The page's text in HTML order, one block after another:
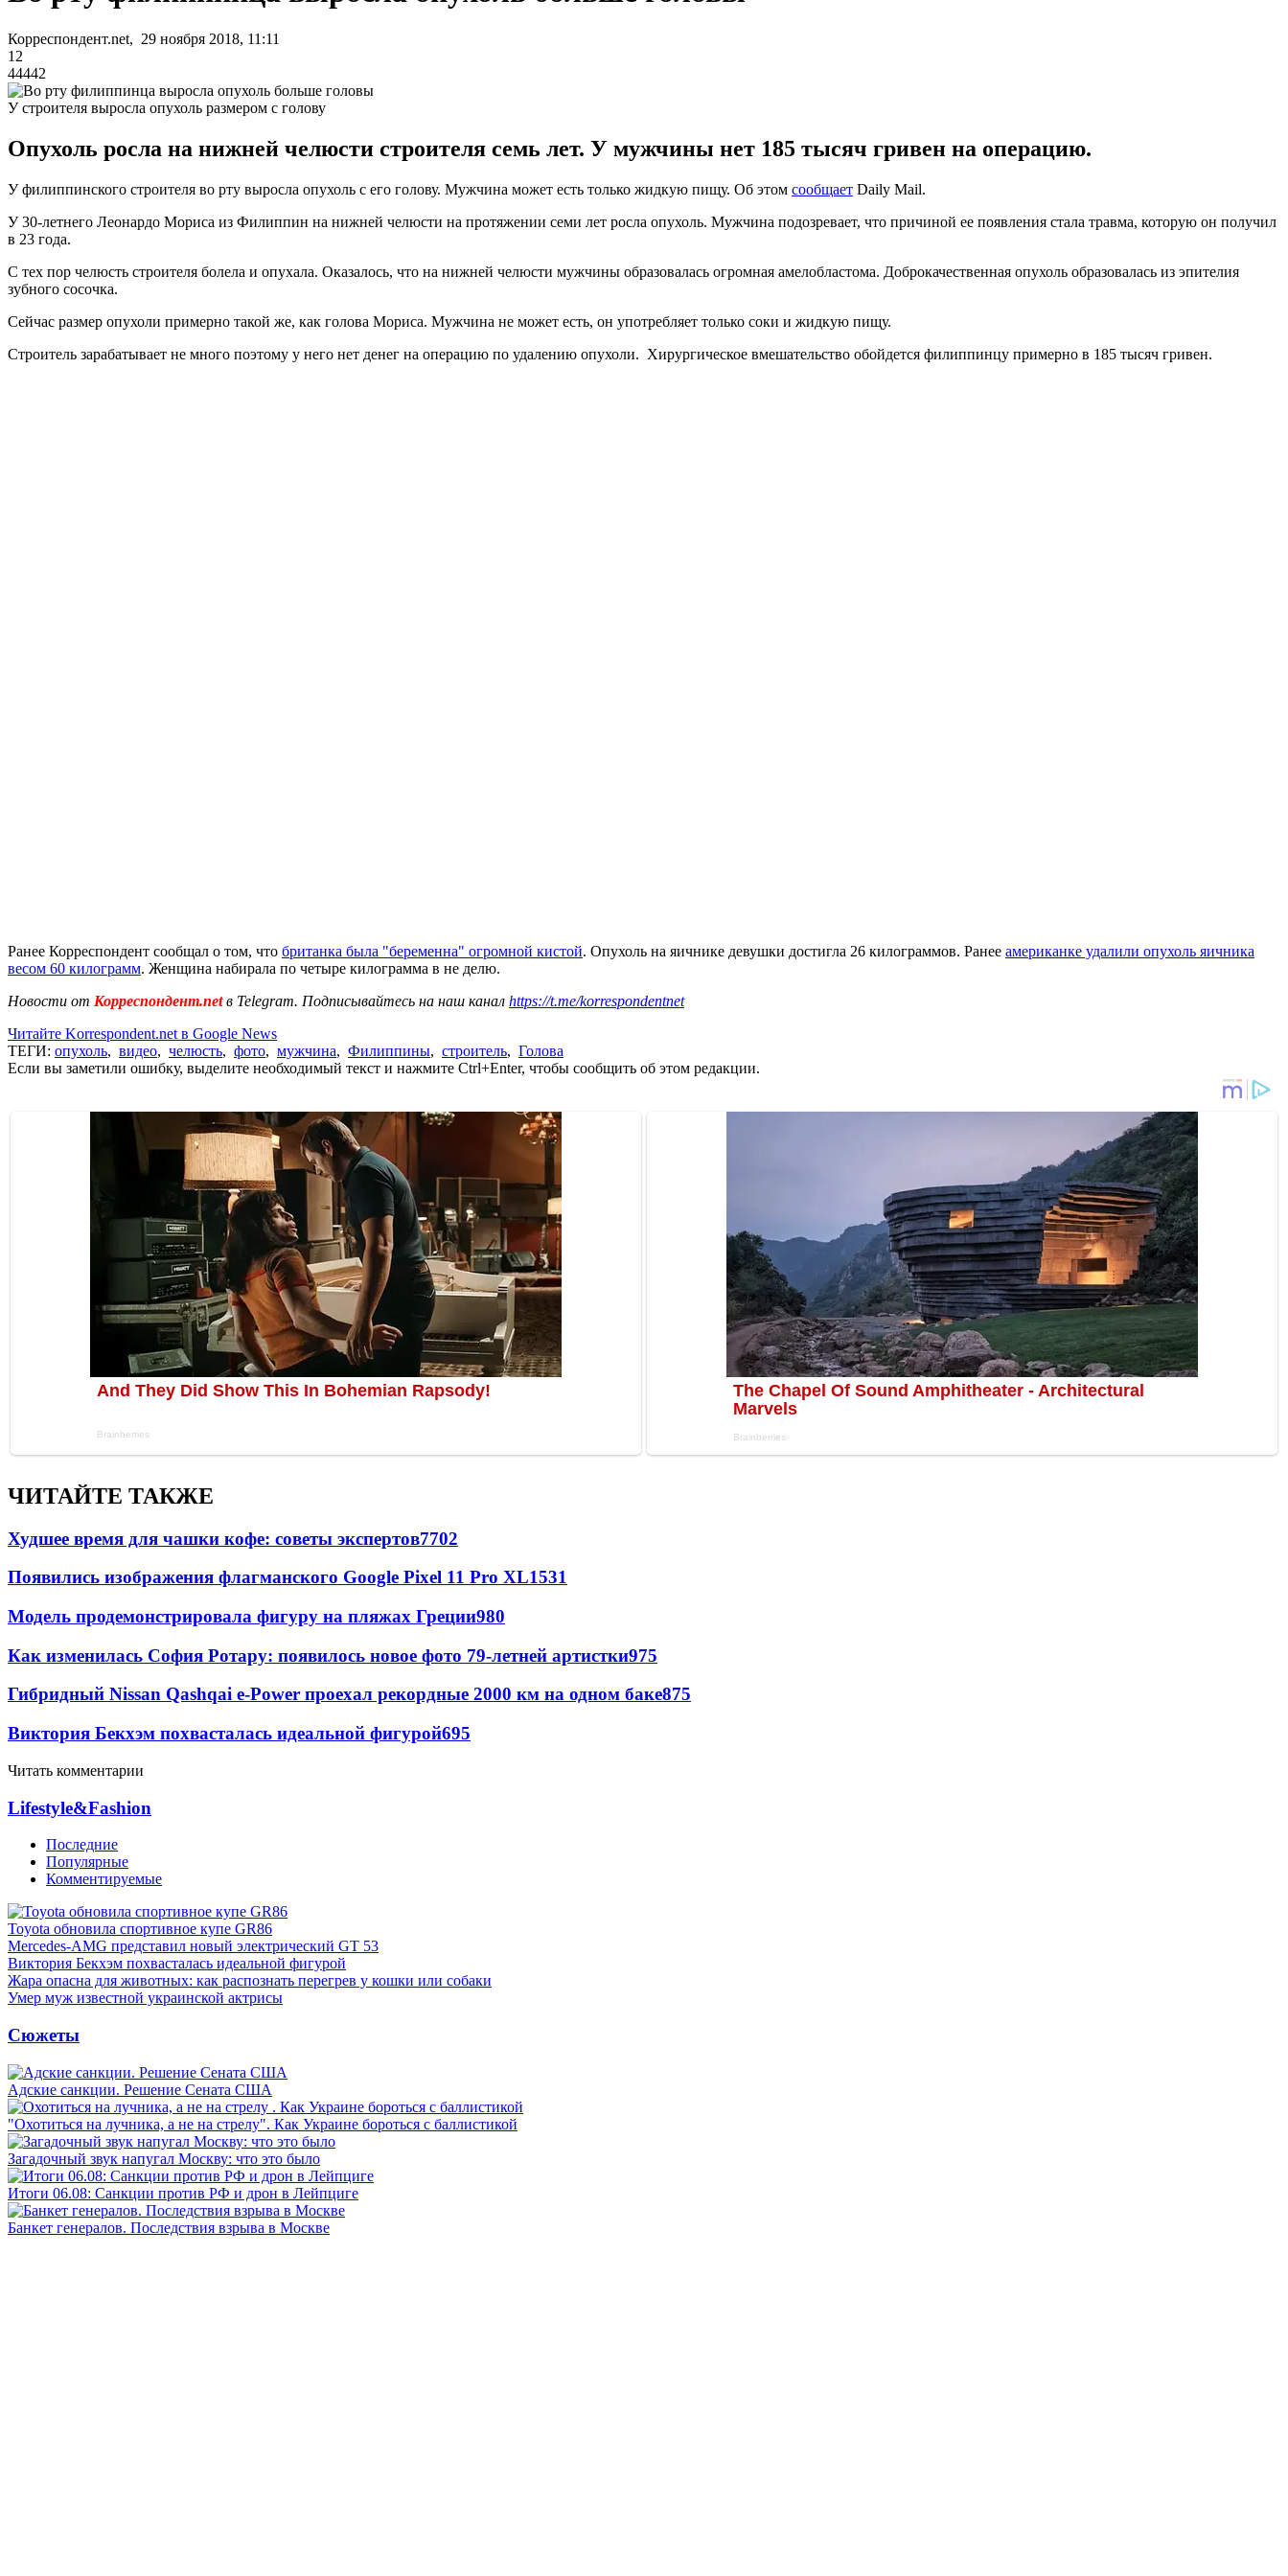
Корреспондент.net, 29 ноября 2018, 11:11
12
44442
У строителя выросла опухоль размером с голову
Опухоль росла на нижней челюсти строителя семь лет. У мужчины нет 185 тысяч гривен на операцию.
У филиппинского строителя во рту выросла опухоль с его голову. Мужчина может есть только жидкую пищу. Об этом сообщает Daily Mail.
У 30-летнего Леонардо Мориса из Филиппин на нижней челюсти на протяжении семи лет росла опухоль. Мужчина подозревает, что причиной ее появления стала травма, которую он получил
в 23 года.
С тех пор челюсть строителя болела и опухала. Оказалось, что на нижней челюсти мужчины образовалась огромная амелобластома. Доброкачественная опухоль образовалась из эпителия
зубного сосочка.
Сейчас размер опухоли примерно такой же, как голова Мориса. Мужчина не может есть, он употребляет только соки и жидкую пищу.
Строитель зарабатывает не много поэтому у него нет денег на операцию по удалению опухоли. Хирургическое вмешательство обойдется филиппинцу примерно в 185 тысяч гривен.
Ранее Корреспондент сообщал о том, что британка была "беременна" огромной кистой. Опухоль на яичнике девушки достигла 26 килограммов. Ранее американке удалили опухоль яичника
весом 60 килограмм. Женщина набирала по четыре килограмма в не делю.
Новости от Корреспондент.netв Telegram. Подписывайтесь на наш канал https://t.me/korrespondentnet
Читайте Korrespondent.net в Google News
ТЕГИ: опухоль, видео, челюсть, фото, мужчина, Филиппины, строитель, Голова
Если вы заметили ошибку, выделите необходимый текст и нажмите Ctrl+Enter, чтобы сообщить об этом редакции.
ЧИТАЙТЕ ТАКЖЕ
Худшее время для чашки кофе: советы экспертов7702
Появились изображения флагманского Google Pixel 11 Pro XL1531
Модель продемонстрировала фигуру на пляжах Греции980
Как изменилась София Ротару: появилось новое фото 79-летней артистки975
Гибридный Nissan Qashqai e-Power проехал рекордные 2000 км на одном баке875
Виктория Бекхэм похвасталась идеальной фигурой695
Читать комментарии
Lifestyle&Fashion
Последние
Популярные
Комментируемые
Toyota обновила спортивное купе GR86
Mercedes-AMG представил новый электрический GT 53
Виктория Бекхэм похвасталась идеальной фигурой
Жара опасна для животных: как распознать перегрев у кошки или собаки
Умер муж известной украинской актрисы
Сюжеты
Адские санкции. Решение Сената США
"Охотиться на лучника, а не на стрелу". Как Украине бороться с баллистикой
Загадочный звук напугал Москву: что это было
Итоги 06.08: Санкции против РФ и дрон в Лейпциге
Банкет генералов. Последствия взрыва в Москве